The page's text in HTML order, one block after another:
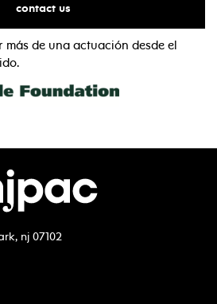
contact usfor
más de una actuación desde el
nj 07102